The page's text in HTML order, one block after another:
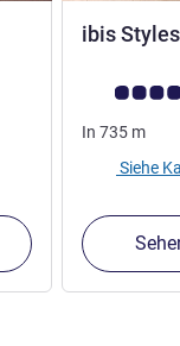
ibis
Note
In 735 m
Siehe